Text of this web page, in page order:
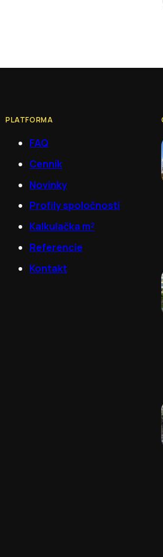
PLATFORMA
FAQ
Cenník
Novinky
Profily spoločností
Kalkulačka m²
Referencie
Kontakt